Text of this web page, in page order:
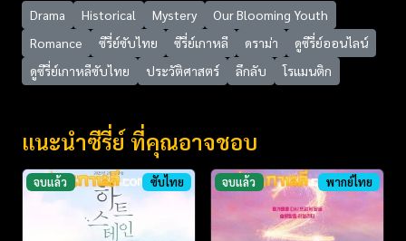
Drama Historical Mystery
Our Blooming Youth
Romance
ซีรี่ย์ซับไทย ซีรี่ย์เกาหลี ดราม่า
ดูซีรี่ย์ออนไลน์
ดูซีรี่ย์เกาหลีซับไทย
ประวัติศาสตร์ ลึกลับ โรแมนติก
แนะนำซีรี่ย์ ที่คุณอาจชอบ
จบแล้ว ซับไทย จบแล้ว พากย์ไทย